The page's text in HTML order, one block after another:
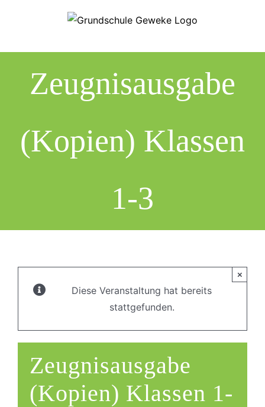
Zeugnisausgabe
(Kopien) Klassen
1-3
Diese Veranstaltung hat bereits
stattgefunden.
×
Zeugnisausgabe
(Kopien) Klassen 1-